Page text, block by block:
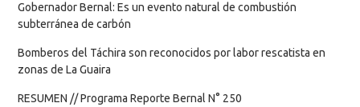
Gobernador Bernal: Es un evento natural de combustión
subterránea de carbón
Bomberos del Táchira son reconocidos por labor rescatista en
zonas de La Guaira
RESUMEN // Programa Reporte Bernal N° 250